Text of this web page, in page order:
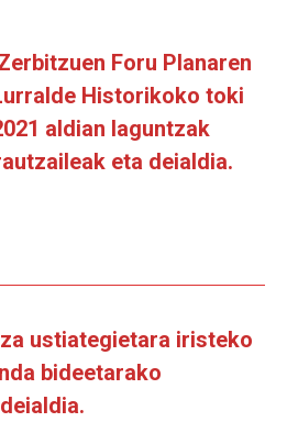
Foru Planaren
Historikoko toki
aldian laguntzak
eta deialdia.
ustiategietara iristeko
bideetarako